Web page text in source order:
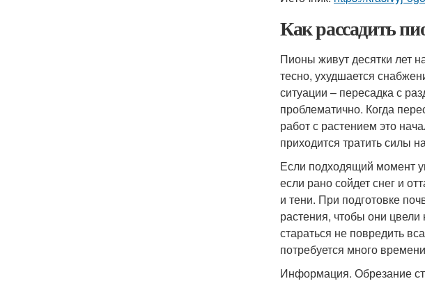
Как рассадить
Пионы живут десятки лет
тесно, ухудшается
ситуации – пересадка с
проблематично. Когда
работ с растением это
приходится тратить силы
Если подходящий момент
если рано сойдет снег и
и тени. При подготовке
растения, чтобы они
стараться не повредить
потребуется много
Информация. Обрезание